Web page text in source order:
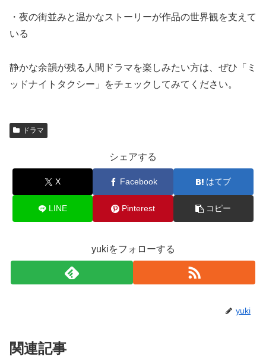
・夜の街並みと温かなストーリーが作品の世界観を支えて
いる
静かな余韻が残る人間ドラマを楽しみたい方は、ぜひ「ミ
ッドナイトタクシー」をチェックしてみてください。
ドラマ
シェアする
X Facebook はてブ
LINE Pinterest コピー
yukiをフォローする
yuki
関連記事